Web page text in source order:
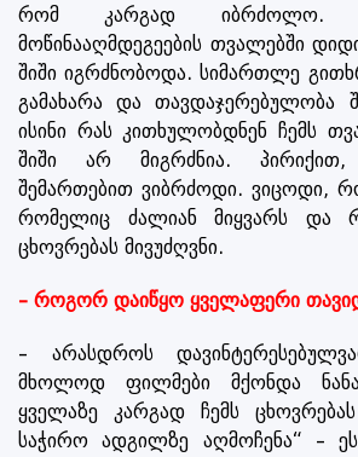
რომ კარგად იბრძოლო.
მოწინააღმდეგეების თვალებში
შიში იგრძნობოდა. სიმართლე
გამახარა და თავდაჯერებულობა
ისინი რას კითხულობდნენ ჩემს
შიში არ მიგრძნია.
შემართებით ვიბრძოდი. ვიცოდი,
რომელიც ძალიან მიყვარს და
ცხოვრებას მივუძღვნი.
– როგორ დაიწყო ყველაფერი
– არასდროს
მხოლოდ ფილმები მქონდა
ყველაზე კარგად ჩემს
საჭირო ადგილზე აღმოჩენა“ –